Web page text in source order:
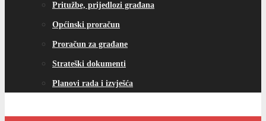
Pritužbe, prijedlozi građana
Općinski proračun
Proračun za građane
Strateški dokumenti
Planovi rada i izvješća